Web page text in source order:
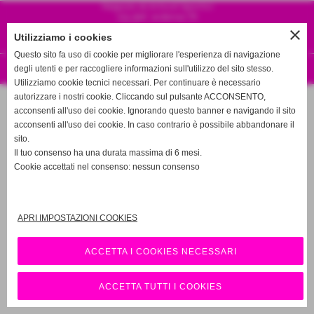
Negozio di Articoli Sportivi
Realizzazione siti web www.sitoper.it
close
Utilizziamo i cookies
Questo sito fa uso di cookie per migliorare l'esperienza di navigazione
degli utenti e per raccogliere informazioni sull'utilizzo del sito stesso.
Utilizziamo cookie tecnici necessari. Per continuare è necessario
autorizzare i nostri cookie. Cliccando sul pulsante ACCONSENTO,
acconsenti all'uso dei cookie. Ignorando questo banner e navigando il sito
acconsenti all'uso dei cookie. In caso contrario è possibile abbandonare il
sito.
Il tuo consenso ha una durata massima di 6 mesi.
Cookie accettati nel consenso: nessun consenso
APRI IMPOSTAZIONI COOKIES
ACCETTA I COOKIES NECESSARI
ACCETTA TUTTI I COOKIES